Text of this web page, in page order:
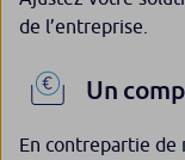
de l’entreprise.
Un
En contrepartie de